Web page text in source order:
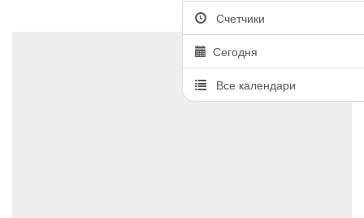
Счетчики
Сегодня
Все календари